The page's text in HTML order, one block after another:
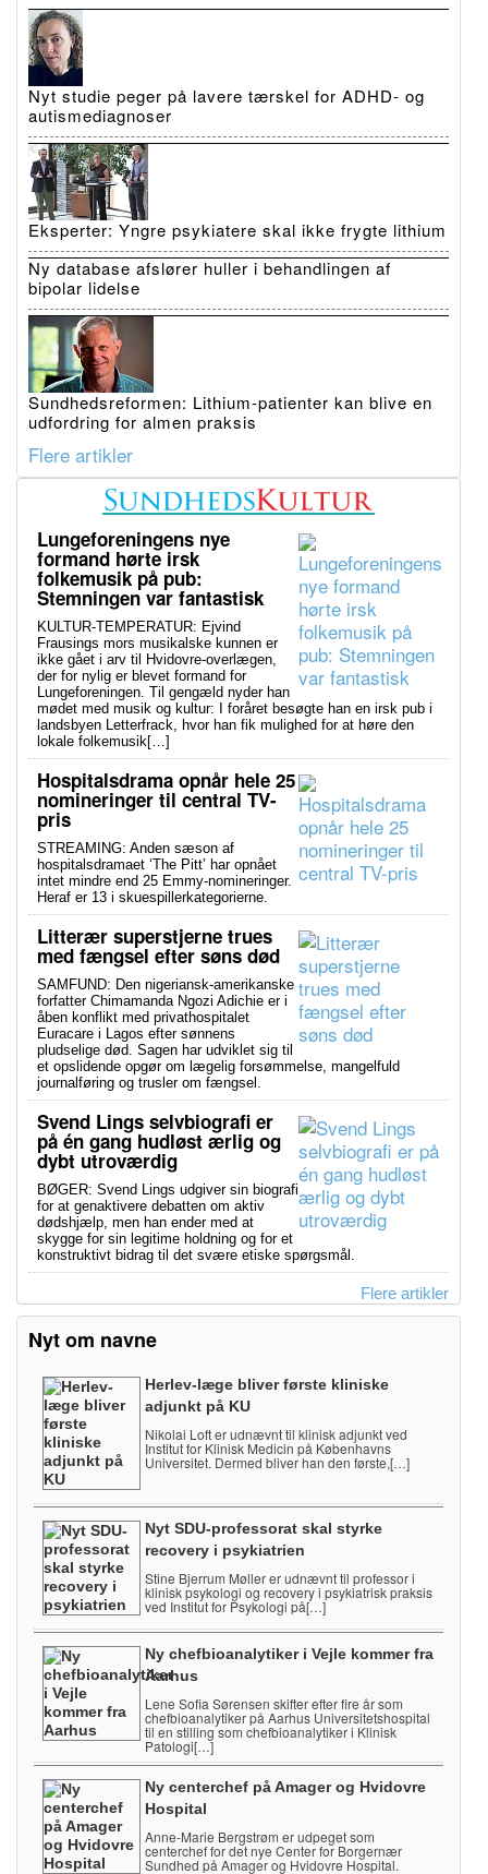
Nyt studie peger på lavere tærskel for ADHD- og
autismediagnoser
Eksperter: Yngre psykiatere skal ikke frygte lithium
Ny database afslører huller i behandlingen af
bipolar lidelse
Sundhedsreformen: Lithium-patienter kan blive en
udfordring for almen praksis
Flere artikler
Lungeforeningens nye
formand hørte irsk
folkemusik på pub:
Stemningen var fantastisk
KULTUR-TEMPERATUR: Ejvind
Frausings mors musikalske kunnen er
ikke gået i arv til Hvidovre-overlægen,
der for nylig er blevet formand for
Lungeforeningen. Til gengæld nyder han
mødet med musik og kultur: I foråret besøgte han en irsk pub i
landsbyen Letterfrack, hvor han fik mulighed for at høre den
lokale folkemusik[…]
Hospitalsdrama opnår hele 25
nomineringer til central TV-
pris
STREAMING: Anden sæson af
hospitalsdramaet ‘The Pitt’ har opnået
intet mindre end 25 Emmy-nomineringer.
Heraf er 13 i skuespillerkategorierne.
Litterær superstjerne trues
med fængsel efter søns død
SAMFUND: Den nigeriansk-amerikanske
forfatter Chimamanda Ngozi Adichie er i
åben konflikt med privathospitalet
Euracare i Lagos efter sønnens
pludselige død. Sagen har udviklet sig til
et opslidende opgør om lægelig forsømmelse, mangelfuld
journalføring og trusler om fængsel.
Svend Lings selvbiografi er
på én gang hudløst ærlig og
dybt utroværdig
BØGER: Svend Lings udgiver sin biografi
for at genaktivere debatten om aktiv
dødshjælp, men han ender med at
skygge for sin legitime holdning og for et
konstruktivt bidrag til det svære etiske spørgsmål.
Flere artikler
Nyt om navne
Herlev-læge bliver første kliniske
adjunkt på KU
Nikolai Loft er udnævnt til klinisk adjunkt ved
Institut for Klinisk Medicin på Københavns
Universitet. Dermed bliver han den første,[…]
Nyt SDU-professorat skal styrke
recovery i psykiatrien
Stine Bjerrum Møller er udnævnt til professor i
klinisk psykologi og recovery i psykiatrisk praksis
ved Institut for Psykologi på[…]
Ny chefbioanalytiker i Vejle kommer fra
Aarhus
Lene Sofia Sørensen skifter efter fire år som
chefbioanalytiker på Aarhus Universitetshospital
til en stilling som chefbioanalytiker i Klinisk
Patologi[…]
Ny centerchef på Amager og Hvidovre
Hospital
Anne-Marie Bergstrøm er udpeget som
centerchef for det nye Center for Borgernær
Sundhed på Amager og Hvidovre Hospital.